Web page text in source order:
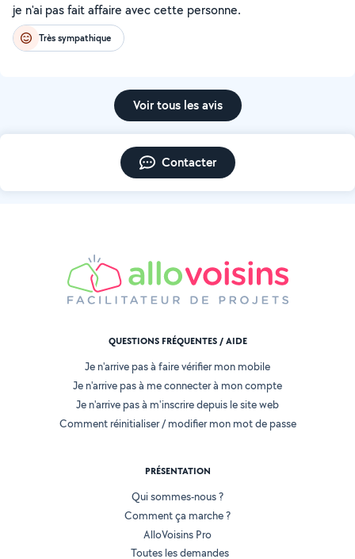
je n'ai pas fait affaire avec cette personne.
Très sympathique
Voir tous les avis
Contacter
QUESTIONS FRÉQUENTES / AIDE
Je n'arrive pas à faire vérifier mon mobile
Je n'arrive pas à me connecter à mon compte
Je n'arrive pas à m'inscrire depuis le site web
Comment réinitialiser / modifier mon mot de passe
PRÉSENTATION
Qui sommes-nous ?
Comment ça marche ?
AlloVoisins Pro
Toutes les demandes